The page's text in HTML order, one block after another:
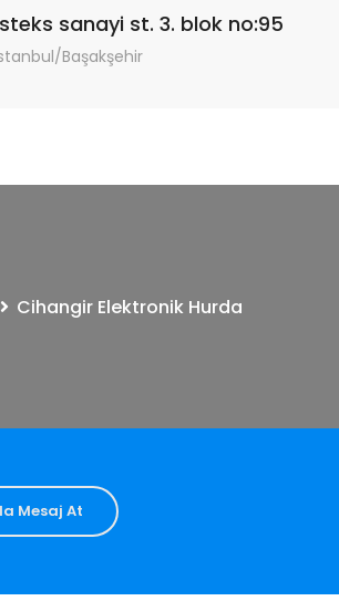
sanayi st. 3. blok no:95
Başakşehir
Cihangir Elektronik Hurda
Mesaj At